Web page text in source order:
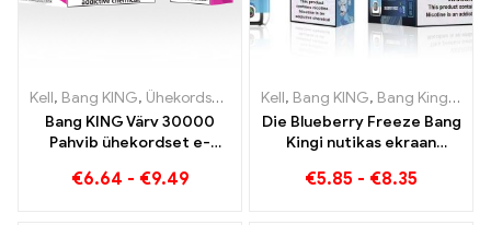
Kell, Bang KING, Ühekordsed e-sigaretid Leedu ,Ühekordsed e-
Bang KING Värv 30000
Pahvib ühekordset e-
nauding maitsetega
€6.64 - €9.49
Kell, Bang KING, Bang Kingi nutikas ekraan 15000 Puff
Die Blueberry Freeze Bang
Kingi nutikas ekraan
€5.85 - €8.35